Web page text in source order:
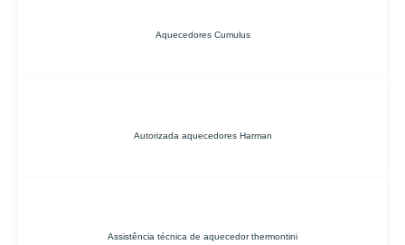
Aquecedores Cumulus
Autorizada aquecedores Harman
Assistência técnica de aquecedor thermontini